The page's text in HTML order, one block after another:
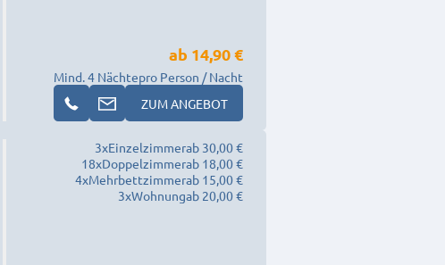
Mind. 4 Nächte
ab 14,90 €
pro Person / Nacht
ZUM ANGEBOT
3xEinzelzimmerab 30,00 €
18xDoppelzimmerab 18,00 €
4xMehrbettzimmerab 15,00 €
3xWohnungab 20,00 €